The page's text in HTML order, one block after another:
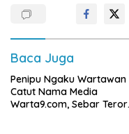
Baca Juga
Penipu Ngaku Wartawan
Catut Nama Media
Warta9.com, Sebar Teror